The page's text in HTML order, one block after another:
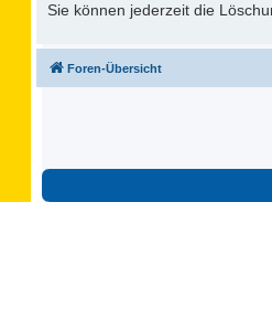
Sie können jederzeit die
Foren-Übersicht